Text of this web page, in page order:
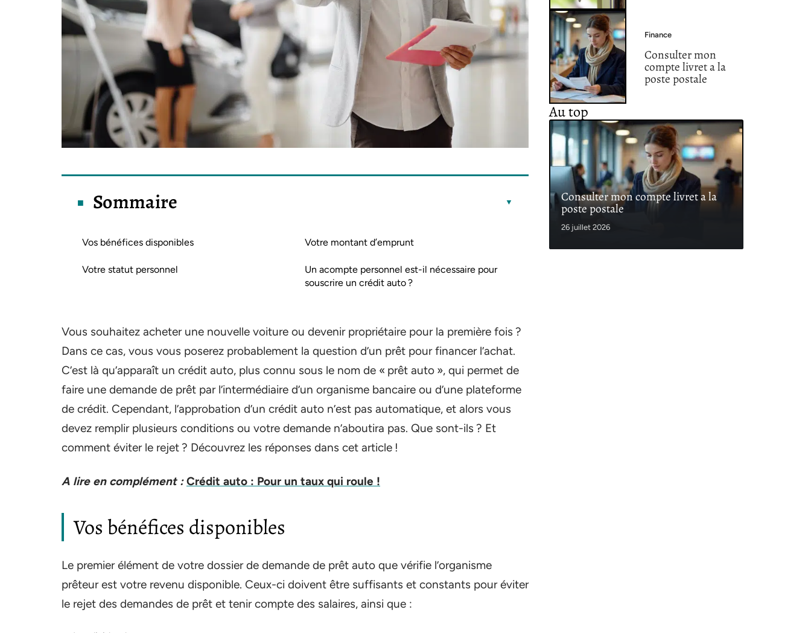
Sommaire
Vos bénéfices disponibles
Votre statut personnel
Votre montant d’emprunt
Un acompte personnel est-il nécessaire pour
souscrire un crédit auto ?
Vous souhaitez acheter une nouvelle voiture ou devenir propriétaire pour la première fois ?
Dans ce cas, vous vous poserez probablement la question d’un prêt pour financer l’achat.
C’est là qu’apparaît un crédit auto, plus connu sous le nom de « prêt auto », qui permet de
faire une demande de prêt par l’intermédiaire d’un organisme bancaire ou d’une plateforme
de crédit. Cependant, l’approbation d’un crédit auto n’est pas automatique, et alors vous
devez remplir plusieurs conditions ou votre demande n’aboutira pas. Que sont-ils ? Et
comment éviter le rejet ? Découvrez les réponses dans cet article !
A lire en complément : Crédit auto : Pour un taux qui roule !
Vos bénéfices disponibles
Le premier élément de votre dossier de demande de prêt auto que vérifie l’organisme
prêteur est votre revenu disponible. Ceux-ci doivent être suffisants et constants pour éviter
le rejet des demandes de prêt et tenir compte des salaires, ainsi que :
Finance
Consulter mon
compte livret a la
poste postale
Au top
Consulter mon compte livret a la
poste postale
26 juillet 2026